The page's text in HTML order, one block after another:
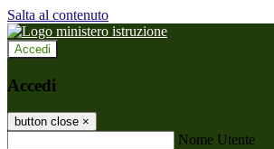
Salta al contenuto
Accedi
Accedi
button close ×
Nome Utente